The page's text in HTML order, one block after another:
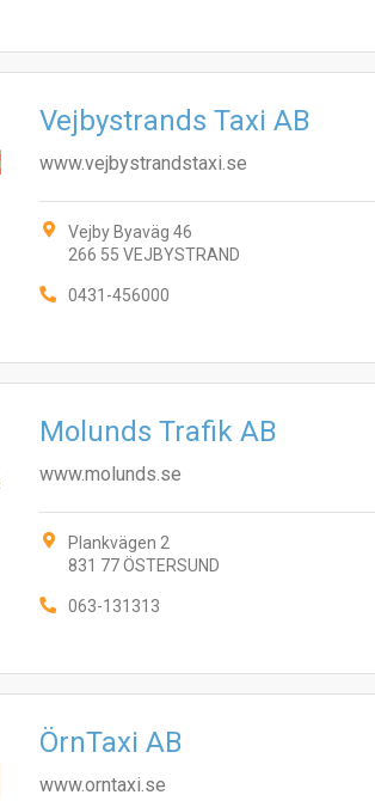
Vejbystrands Taxi AB
www.vejbystrandstaxi.se
Vejby Byaväg 46
266 55 VEJBYSTRAND
0431-456000
Molunds Trafik AB
www.molunds.se
Plankvägen 2
831 77 ÖSTERSUND
063-131313
ÖrnTaxi AB
www.orntaxi.se